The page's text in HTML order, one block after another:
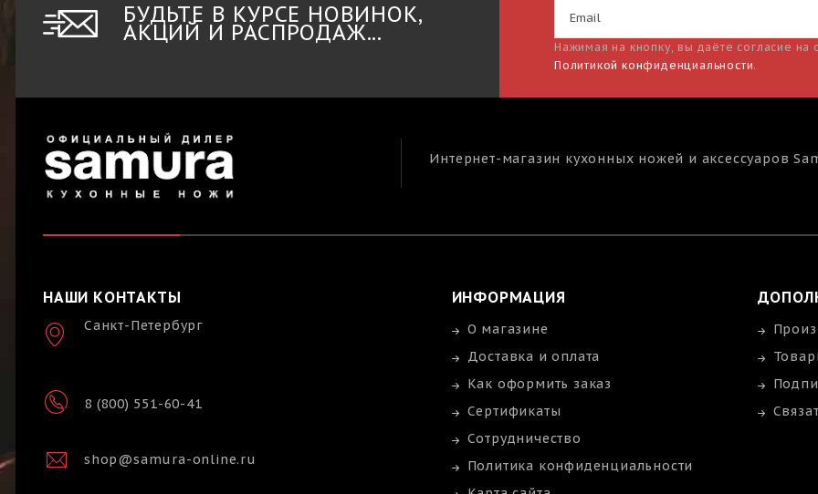
БУДЬТЕ В КУРСЕ НОВИНОК,
АКЦИЙ И РАСПРОДАЖ...
Нажимая на кнопку, вы даёте согласие на
Политикой конфиденциальности.
Интернет-магазин кухонных ножей и аксессуаров
НАШИ КОНТАКТЫ
Санкт-Петербург
8 (800) 551-60-41
shop@samura-online.ru
ИНФОРМАЦИЯ
О магазине
Доставка и оплата
Как оформить заказ
Сертификаты
Сотрудничество
Политика конфиденциальности